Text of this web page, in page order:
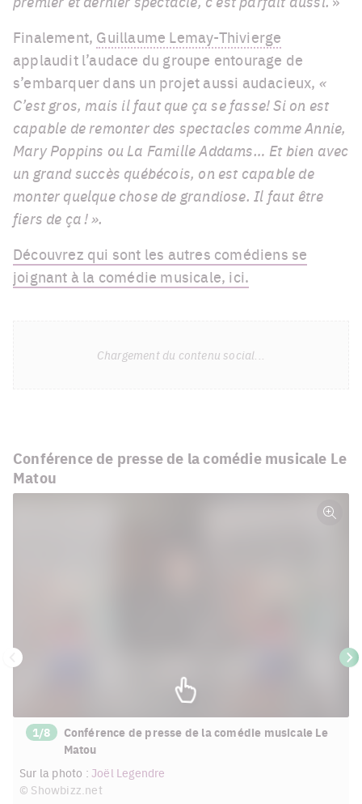
Finalement, Guillaume Lemay-Thivierge
applaudit l’audace du groupe entourage de
s’embarquer dans un projet aussi audacieux, «
C’est gros, mais il faut que ça se fasse! Si on est
capable de remonter des spectacles comme Annie,
Mary Poppins ou La Famille Addams… Et bien avec
un grand succès québécois, on est capable de
monter quelque chose de grandiose. Il faut être
fiers de ça ! ».
Découvrez qui sont les autres comédiens se
joignant à la comédie musicale, ici.
Chargement du contenu social...
Conférence de presse de la comédie musicale Le
Matou
Plein
1/8
Conférence de presse de la comédie musicale Le
Matou
Sur la photo : Joël Legendre
© Showbizz.net
Précédent